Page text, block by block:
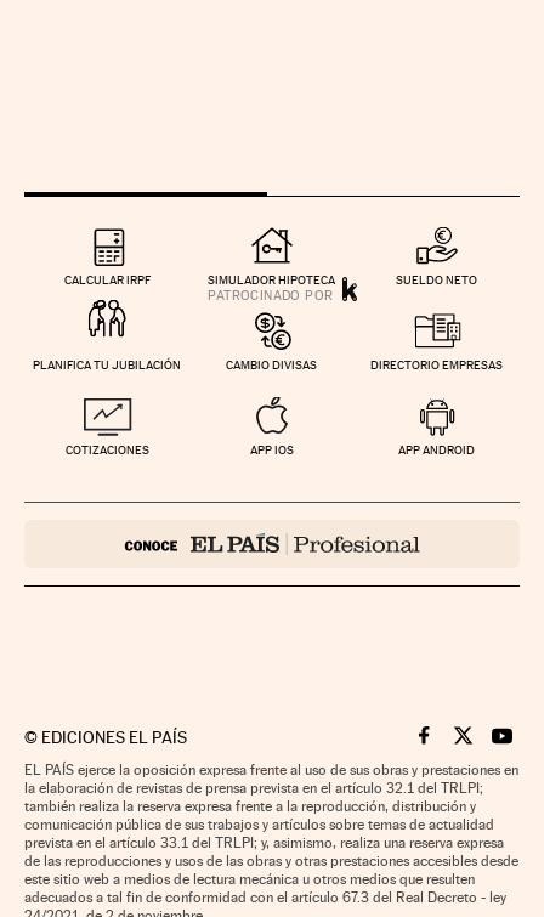
CALCULAR IRPF SIMULADOR HIPOTECA SUELDO NETO
PLANIFICA TU JUBILACIÓN CAMBIO DIVISAS DIRECTORIO EMPRESAS
COTIZACIONES APP IOS APP ANDROID
© EDICIONES EL PAÍS Cinco Días en
Cinco Días
Cinco
EL PAÍS ejerce la oposición expresa frente al uso de sus obras y prestaciones en
la elaboración de revistas de prensa prevista en el artículo 32.1 del TRLPI;
también realiza la reserva expresa frente a la reproducción, distribución y
comunicación pública de sus trabajos y artículos sobre temas de actualidad
prevista en el artículo 33.1 del TRLPI; y, asimismo, realiza una reserva expresa
de las reproducciones y usos de las obras y otras prestaciones accesibles desde
este sitio web a medios de lectura mecánica u otros medios que resulten
adecuados a tal fin de conformidad con el artículo 67.3 del Real Decreto - ley